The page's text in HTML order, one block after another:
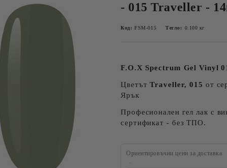
- 015 Traveller -
Код: FSM-015 Тегло: 0.100 кг
F.O.X Spectrum Gel Vinyl
ЦветътTraveller, 015 от
Ярък
Професионален гел лак с
сертификат - без ТПО.
Ориентировъчни цени за доставка